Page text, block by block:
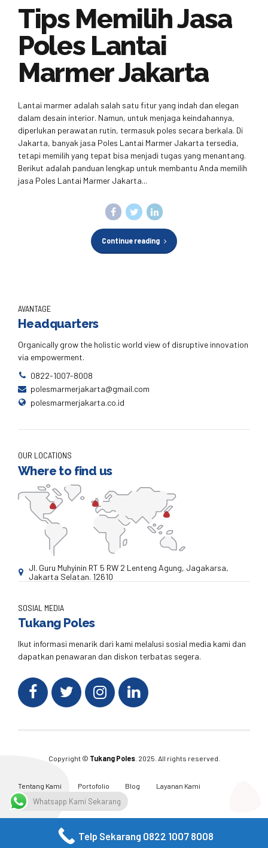
Tips Memilih Jasa
Poles Lantai
Marmer Jakarta
Lantai marmer adalah salah satu fitur yang indah dan elegan
dalam desain interior. Namun, untuk menjaga keindahannya,
diperlukan perawatan rutin, termasuk poles secara berkala. Di
Jakarta, banyak jasa Poles Lantai Marmer Jakarta tersedia,
tetapi memilih yang tepat bisa menjadi tugas yang menantang.
Berikut adalah panduan lengkap untuk membantu Anda memilih
jasa Poles Lantai Marmer Jakarta...
Continue reading
AVANTAGE
Headquarters
Organically grow the holistic world view of disruptive innovation
via empowerment.
0822-1007-8008
polesmarmerjakarta@gmail.com
polesmarmerjakarta.co.id
OUR LOCATIONS
Where to find us
Jl. Guru Muhyinin RT 5 RW 2 Lenteng Agung, Jagakarsa,
Jakarta Selatan. 12610
SOSIAL MEDIA
Tukang Poles
Ikut informasi menarik dari kami melalusi sosial media kami dan
dapatkan penawaran dan diskon terbatas segera.
Copyright © Tukang Poles. 2025. All rights reserved.
Tentang Kami Portofolio Blog
Layanan Kami
Kontak Kami
Facebook Twitter Instagram Email
Whatsapp Kami Sekarang
Telp Sekarang 0822 1007 8008